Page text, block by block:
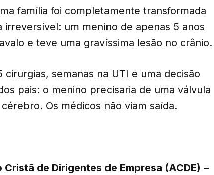
família foi completamente transformada
um menino de apenas 5 anos
e teve uma gravíssima lesão no crânio.
cirurgias, semanas na UTI e uma decisão
pais: o menino precisaria de uma válvula
Os médicos não viam saída.
de Dirigentes de Empresa (ACDE) –